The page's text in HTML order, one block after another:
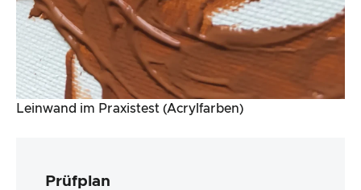
Leinwand im Praxistest (Acrylfarben)
Prüfplan